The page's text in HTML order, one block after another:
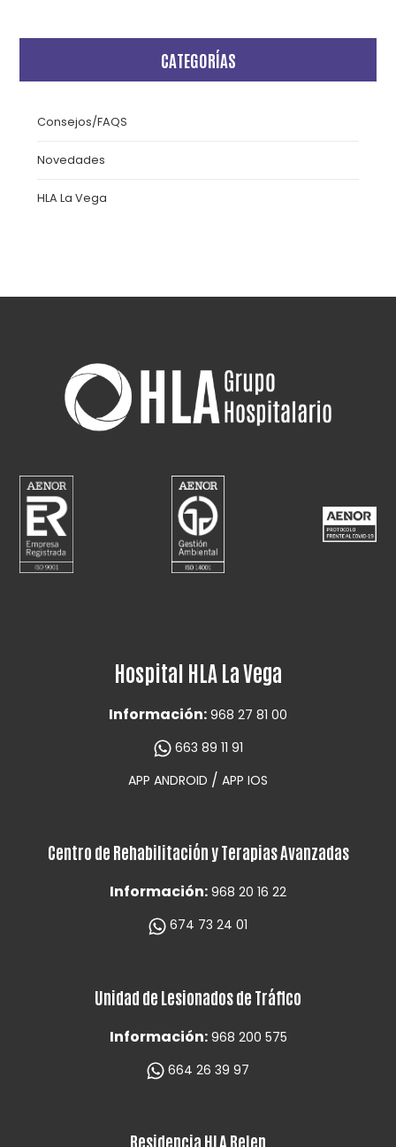
CATEGORÍAS
Consejos/FAQS
Novedades
HLA La Vega
Hospital HLA La Vega
Información: 968 27 81 00
663 89 11 91
APP ANDROID / APP IOS
Centro de Rehabilitación y Terapias Avanzadas
Información: 968 20 16 22
674 73 24 01
Unidad de Lesionados de Tráfico
Información: 968 200 575
664 26 39 97
Residencia HLA Belen